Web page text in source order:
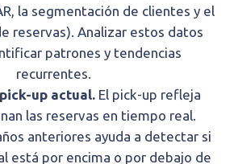
la segmentación de clientes y el
reservas). Analizar estos datos
patrones y tendencias
recurrentes.
up actual.El pick-up refleja
las reservas en tiempo real.
anteriores ayuda a detectar si
está por encima o por debajo de